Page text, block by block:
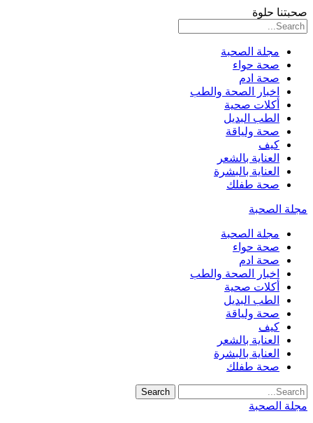
صحبتنا حلوة
مجلة الصحبة
صحة حواء
صحة ادم
اخبار الصحة والطب
أكلات صحية
الطب البديل
صحة ولياقة
كيف
العناية بالشعر
العناية بالبشرة
صحة طفلك
مجلة الصحبة
مجلة الصحبة
صحة حواء
صحة ادم
اخبار الصحة والطب
أكلات صحية
الطب البديل
صحة ولياقة
كيف
العناية بالشعر
العناية بالبشرة
صحة طفلك
مجلة الصحبة